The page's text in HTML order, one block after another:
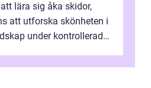
lära sig åka skidor,
att utforska skönheten i
under kontrollerade